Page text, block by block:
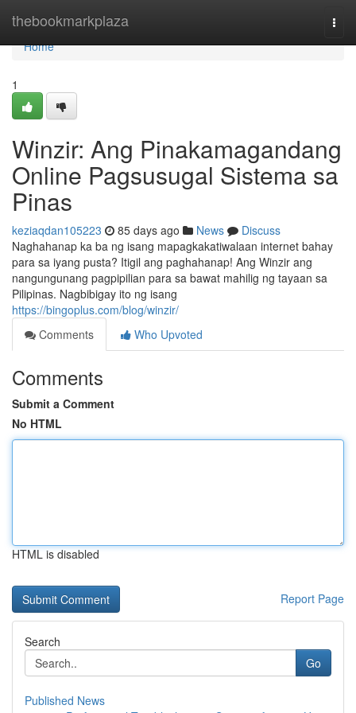
thebookmarkplaza
Home
Home
1
Winzir: Ang Pinakamagandang
Online Pagsusugal Sistema sa
Pinas
keziaqdan105223 85 days ago News
Discuss
Naghahanap ka ba ng isang mapagkakatiwalaan internet bahay
para sa iyang pusta? Itigil ang paghahanap! Ang Winzir ang
nangungunang pagpipilian para sa bawat mahilig ng tayaan sa
Pilipinas. Nagbibigay ito ng isang
https://bingoplus.com/blog/winzir/
Comments
Who Upvoted
Comments
Submit a Comment
No HTML
HTML is disabled
Report Page
Search
Go
Published News